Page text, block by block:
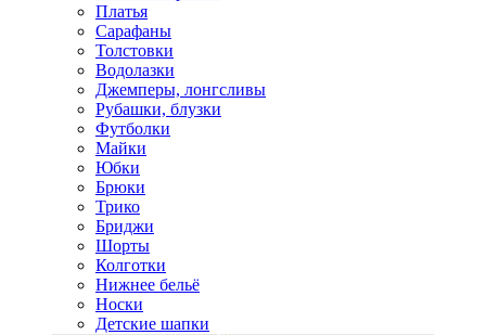
Платья
Сарафаны
Толстовки
Водолазки
Джемперы, лонгсливы
Рубашки, блузки
Футболки
Майки
Юбки
Брюки
Трико
Бриджи
Шорты
Колготки
Нижнее бельё
Носки
Детские шапки